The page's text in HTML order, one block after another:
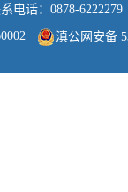
电话：0878-6222279
滇公网安备